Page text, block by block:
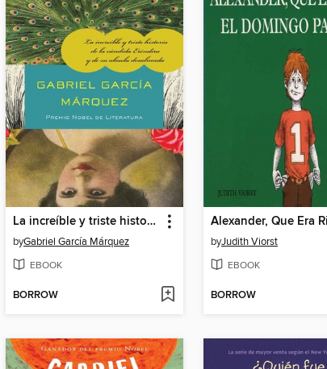
La increíble y triste historia de la cándida Eréndira y de su abuela desalmada
byGabriel García Márquez
EBOOK
BORROW
byJudith Viorst
EBOOK
BORROW